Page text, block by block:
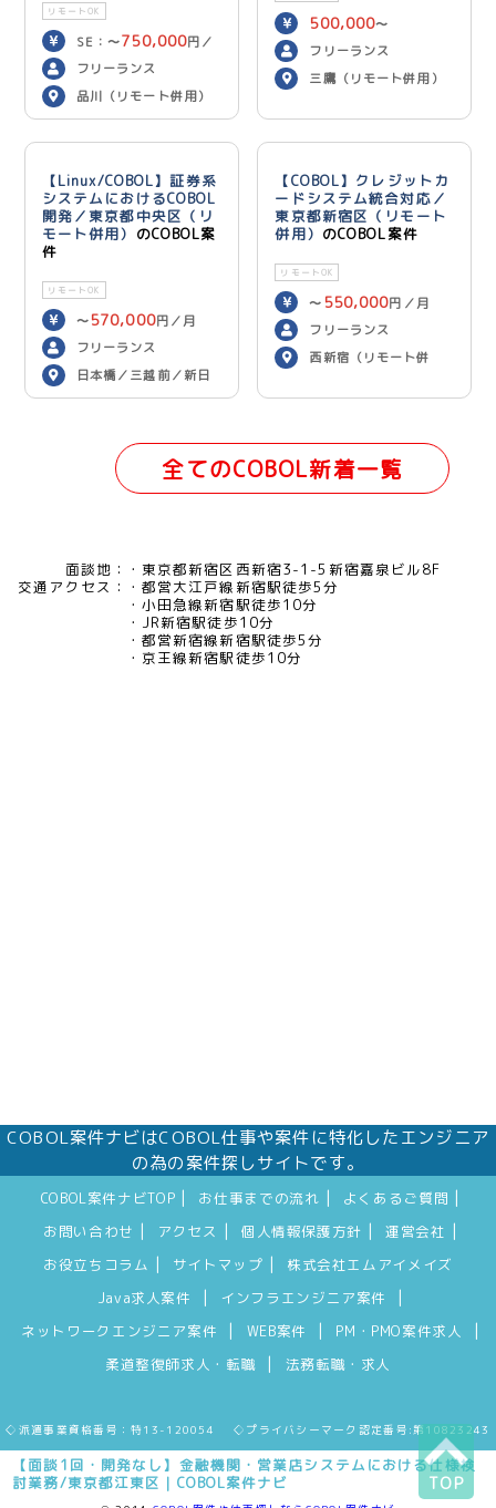
【面談1回・開発なし】金融機関・営業店システムにおける仕様検
討業務/東京都江東区｜COBOL案件ナビ
リモートOK
SE：〜750,000円／
月 PG：〜700,000
／月
フリーランス
品川（リモート併用）
500,000〜
600,000 円／月
フリーランス
三鷹（リモート併用）
【Linux/COBOL】証券系
システムにおけるCOBOL
開発／東京都中央区（リ
モート併用） のCOBOL案
件
リモートOK
〜 570,000円／月
フリーランス
日本橋／三越前／新日
本橋（リモート併用）
【COBOL】クレジットカ
ードシステム統合対応／
東京都新宿区（リモート
併用） のCOBOL案件
リモートOK
〜 550,000円／月
フリーランス
西新宿（リモート併
全てのCOBOL新着一覧
面談地：
東京都新宿区西新宿3-1-5新宿嘉泉ビル8F
交通アクセス：
都営大江戸線新宿駅徒歩5分
小田急線新宿駅徒歩10分
JR新宿駅徒歩10分
都営新宿線新宿駅徒歩5分
京王線新宿駅徒歩10分
COBOL案件ナビはCOBOL仕事や案件に特化したエンジニア
の為の案件探しサイトです。
TOP
COBOL案件ナビTOP お仕事までの流れ よくあるご質問
お問い合わせ アクセス 個人情報保護方針 運営会社
お役立ちコラム サイトマップ
株式会社エムアイメイズ
Java求人案件
インフラエンジニア案件
ネットワークエンジニア案件 WEB案件 PM・PMO案件求人
柔道整復師求人・転職 法務転職・求人
◇派遣事業資格番号：特13-120054 ◇プライバシーマーク認定番号:第10823243